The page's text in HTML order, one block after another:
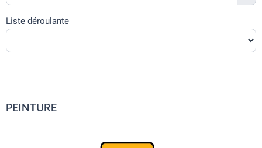
Liste déroulante
PEINTURE